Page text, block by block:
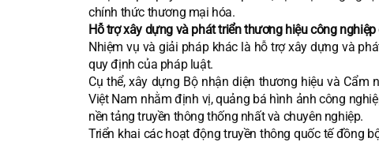
chính thức thương mại hóa.
Hỗ trợ xây dựng và phát triển thương hiệu công
Nhiệm vụ và giải pháp khác là hỗ trợ xây dựng và
quy định của pháp luật.
Cụ thể, xây dựng Bộ nhận diện thương hiệu và
Việt Nam nhằm định vị, quảng bá hình ảnh công
nền tảng truyền thông thống nhất và chuyên nghiệp.
Triển khai các hoạt động truyền thông quốc tế đồng